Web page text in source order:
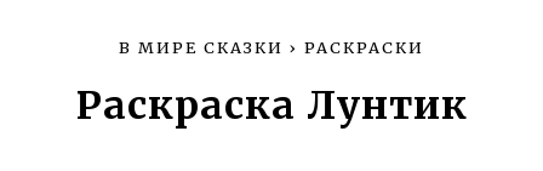
В МИРЕ СКАЗКИ › РАСКРАСКИ
Раскраска Лунтик